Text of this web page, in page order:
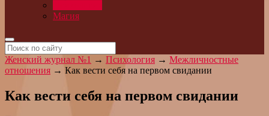
Магия
Женский журнал №1 → Психология → Межличностные
отношения → Как вести себя на первом свидании
Как вести себя на первом свидании